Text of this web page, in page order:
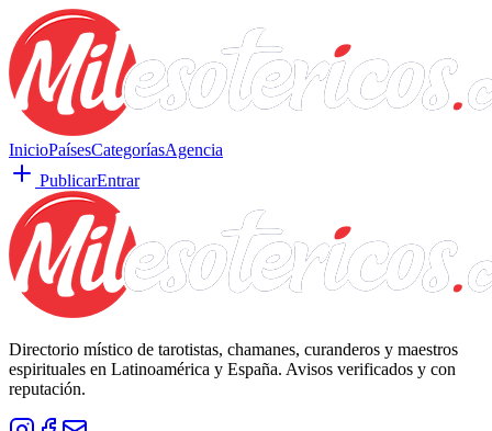
InicioPaísesCategoríasAgencia
PublicarEntrar
Directorio místico de tarotistas, chamanes, curanderos y maestros
espirituales en Latinoamérica y España. Avisos verificados y con
reputación.